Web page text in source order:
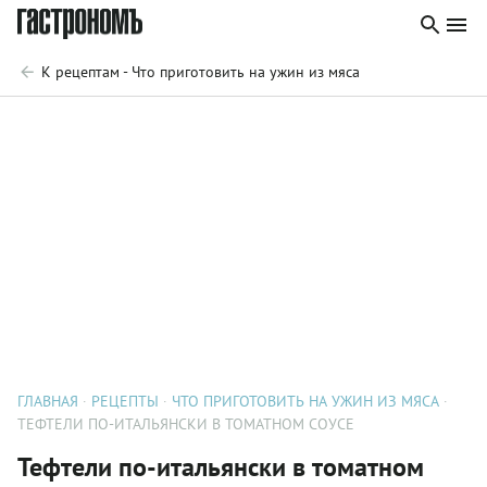
К рецептам - Что приготовить на ужин из мяса
ГЛАВНАЯ РЕЦЕПТЫ
ЧТО ПРИГОТОВИТЬ НА УЖИН ИЗ МЯСА
ТЕФТЕЛИ ПО-ИТАЛЬЯНСКИ В ТОМАТНОМ СОУСЕ
Тефтели по-итальянски в томатном